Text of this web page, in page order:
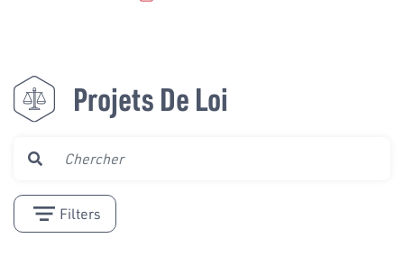
Projets De Loi
Filters